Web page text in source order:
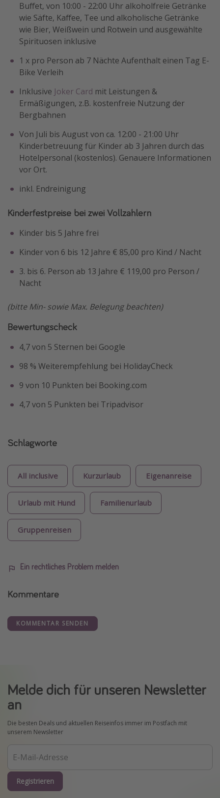
Buffet, von 10:00 - 22:00 Uhr alkoholfreie Getränke
wie Säfte, Kaffee, Tee und alkoholische Getränke
wie Bier, Weißwein und Rotwein und ausgewählte
Spirituosen inklusive
1 x pro Person ab 7 Nächte Aufenthalt einen Tag E-
Bike Verleih
Inklusive Joker Card mit Leistungen &
Ermäßigungen, z.B. kostenfreie Nutzung der
Bergbahnen
Von Juli bis August von ca. 12:00 - 21:00 Uhr
Kinderbetreuung für Kinder ab 3 Jahren durch das
Hotelpersonal (kostenlos). Genauere Informationen
vor Ort.
inkl. Endreinigung
Kinderfestpreise bei zwei Vollzahlern
Kinder bis 5 Jahre frei
Kinder von 6 bis 12 Jahre € 85,00 pro Kind / Nacht
3. bis 6. Person ab 13 Jahre € 119,00 pro Person /
Nacht
(bitte Min- sowie Max. Belegung beachten)
Bewertungscheck
4,7 von 5 Sternen bei Google
98 % Weiterempfehlung bei HolidayCheck
9 von 10 Punkten bei Booking.com
4,7 von 5 Punkten bei Tripadvisor
Schlagworte
All inclusive Kurzurlaub Eigenanreise
Urlaub mit Hund Familienurlaub
Gruppenreisen
Ein rechtliches Problem melden
Kommentare
KOMMENTAR SENDEN
Melde dich für unseren Newsletter
an
Die besten Deals und aktuellen Reiseinfos immer im Postfach mit
unserem Newsletter
Registrieren